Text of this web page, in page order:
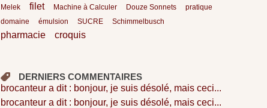
Melek
filet Machine à Calculer Douze Sonnets
pratique
domaine
émulsion SUCRE Schimmelbusch
pharmacie croquis
DERNIERS COMMENTAIRES
brocanteur a dit : bonjour, je suis désolé, mais ceci...
brocanteur a dit : bonjour, je suis désolé, mais ceci...